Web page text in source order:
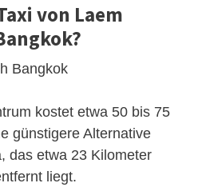
von Laem
Bangkok
kostet etwa 50 bis 75
günstigere Alternative
das etwa 23 Kilometer
liegt.